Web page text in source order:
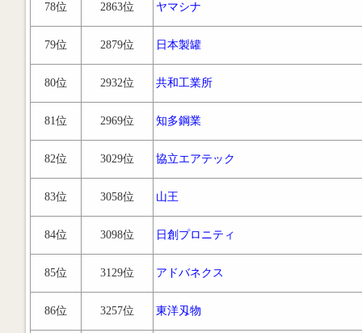
78位 2863位 ヤマシナ
79位 2879位 日本製罐
80位 2932位 共和工業所
81位 2969位 知多鋼業
82位 3029位 協立エアテック
83位 3058位 山王
84位 3098位 日創プロニティ
85位 3129位 アドバネクス
86位 3257位 東洋刄物